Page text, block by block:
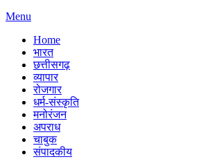
Menu
Home
भारत
छत्तीसगढ़
व्यापार
रोजगार
धर्म-संस्कृति
मनोरंजन
अपराध
चाबुक
संपादकीय